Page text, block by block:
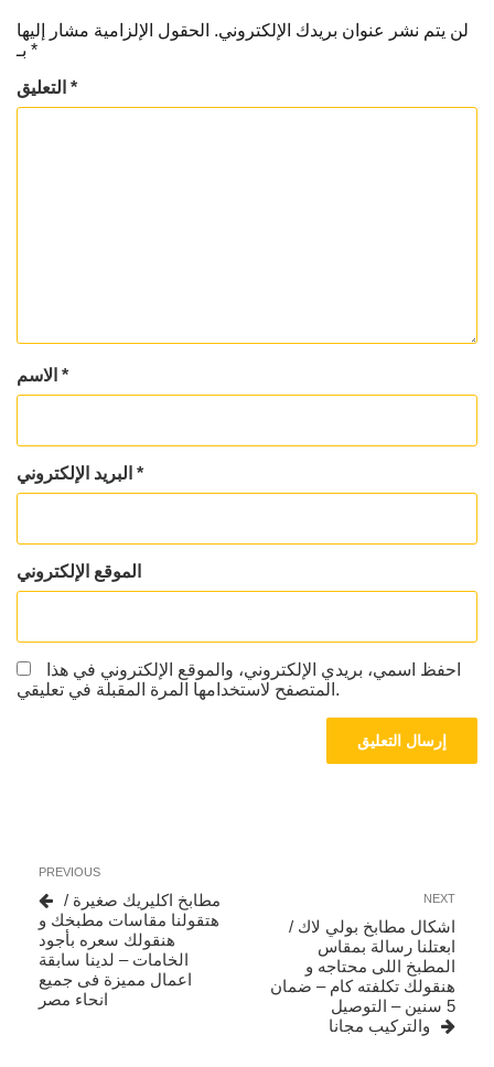
لن يتم نشر عنوان بريدك الإلكتروني. الحقول الإلزامية مشار إليها
*
*
*
*
الموقع الإلكتروني
احفظ اسمي، بريدي الإلكتروني، والموقع الإلكتروني في هذا
المتصفح لاستخدامها المرة المقبلة في تعليقي.
المقالات
Previous
Post
PREVIOUS
مطابخ اكليريك صغيرة /
هتقولنا مقاسات مطبخك و
هنقولك سعره بأجود
الخامات – لدينا سابقة
اعمال مميزة فى جميع
انحاء مصر
Next
NEXT
اشكال مطابخ بولي لاك /
ابعتلنا رسالة بمقاس
المطبخ اللى محتاجه و
هنقولك تكلفته كام – ضمان
5 سنين – التوصيل
والتركيب مجانا